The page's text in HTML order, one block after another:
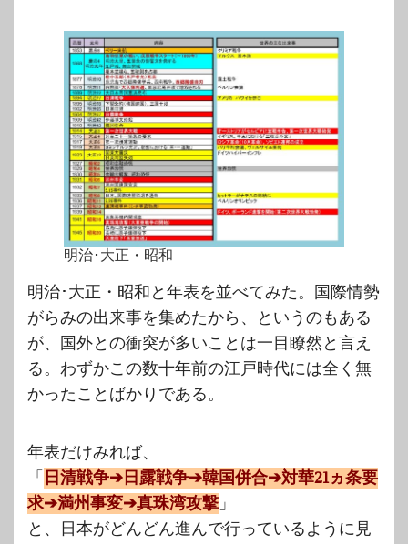
明治･大正・昭和
明治･大正・昭和と年表を並べてみた。国際情勢
がらみの出来事を集めたから、というのもある
が、国外との衝突が多いことは一目瞭然と言え
る。わずかこの数十年前の江戸時代には全く無
かったことばかりである。
年表だけみれば、
「 日清戦争➔日露戦争➔韓国併合➔対華21ヵ条要
求➔満州事変➔真珠湾攻撃 」
と、日本がどんどん進んで行っているように見